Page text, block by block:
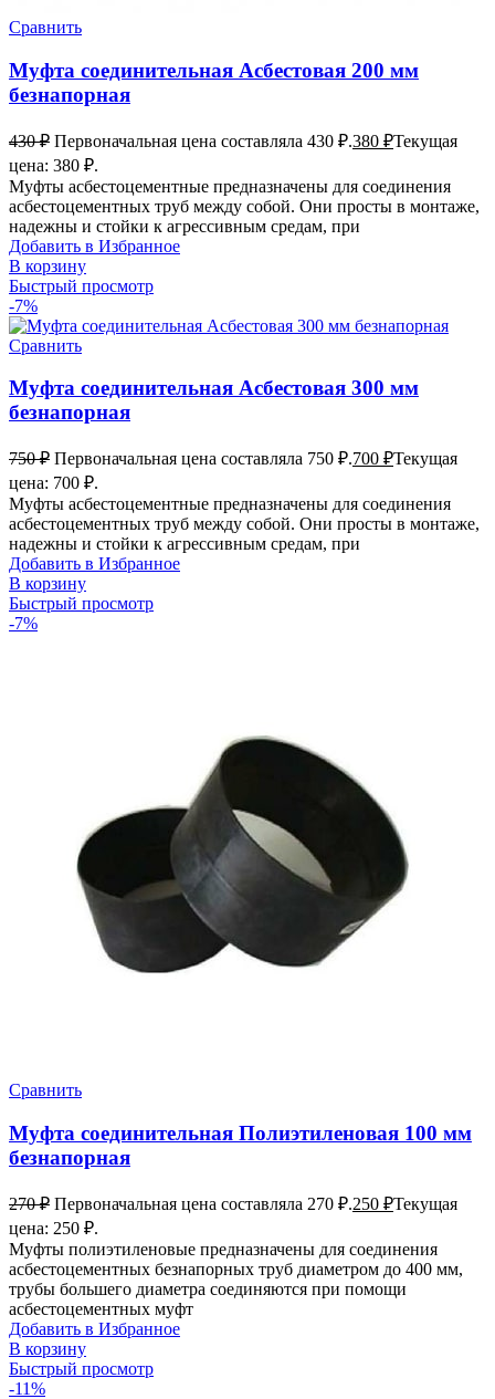
Сравнить
Муфта соединительная Асбестовая 200 мм
безнапорная
430₽ Первоначальная цена составляла 430 ₽.380 ₽Текущая
цена: 380 ₽.
Муфты асбестоцементные предназначены для соединения
асбестоцементных труб между собой. Они просты в монтаже,
надежны и стойки к агрессивным средам, при
Добавить в Избранное
В корзину
Быстрый просмотр
-7%
Сравнить
Муфта соединительная Асбестовая 300 мм
безнапорная
750₽ Первоначальная цена составляла 750 ₽.700 ₽Текущая
цена: 700 ₽.
Муфты асбестоцементные предназначены для соединения
асбестоцементных труб между собой. Они просты в монтаже,
надежны и стойки к агрессивным средам, при
Добавить в Избранное
В корзину
Быстрый просмотр
-7%
Сравнить
Муфта соединительная Полиэтиленовая 100 мм
безнапорная
270₽ Первоначальная цена составляла 270 ₽.250 ₽Текущая
цена: 250 ₽.
Муфты полиэтиленовые предназначены для соединения
асбестоцементных безнапорных труб диаметром до 400 мм,
трубы большего диаметра соединяются при помощи
асбестоцементных муфт
Добавить в Избранное
В корзину
Быстрый просмотр
-11%